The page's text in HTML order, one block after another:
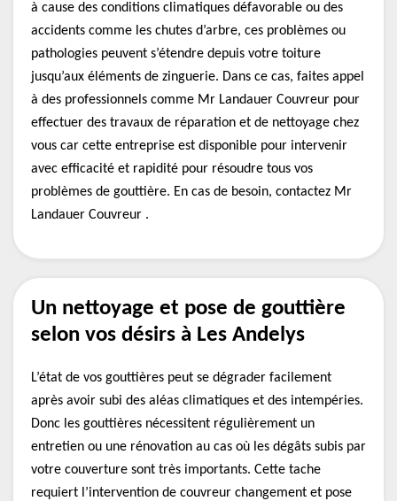
à cause des conditions climatiques défavorable ou des
accidents comme les chutes d’arbre, ces problèmes ou
pathologies peuvent s’étendre depuis votre toiture
jusqu’aux éléments de zinguerie. Dans ce cas, faites appel
à des professionnels comme Mr Landauer Couvreur pour
effectuer des travaux de réparation et de nettoyage chez
vous car cette entreprise est disponible pour intervenir
avec efficacité et rapidité pour résoudre tous vos
problèmes de gouttière. En cas de besoin, contactez Mr
Landauer Couvreur .
Un nettoyage et pose de gouttière
selon vos désirs à Les Andelys
L’état de vos gouttières peut se dégrader facilement
après avoir subi des aléas climatiques et des intempéries.
Donc les gouttières nécessitent régulièrement un
entretien ou une rénovation au cas où les dégâts subis par
votre couverture sont très importants. Cette tache
requiert l’intervention de couvreur changement et pose